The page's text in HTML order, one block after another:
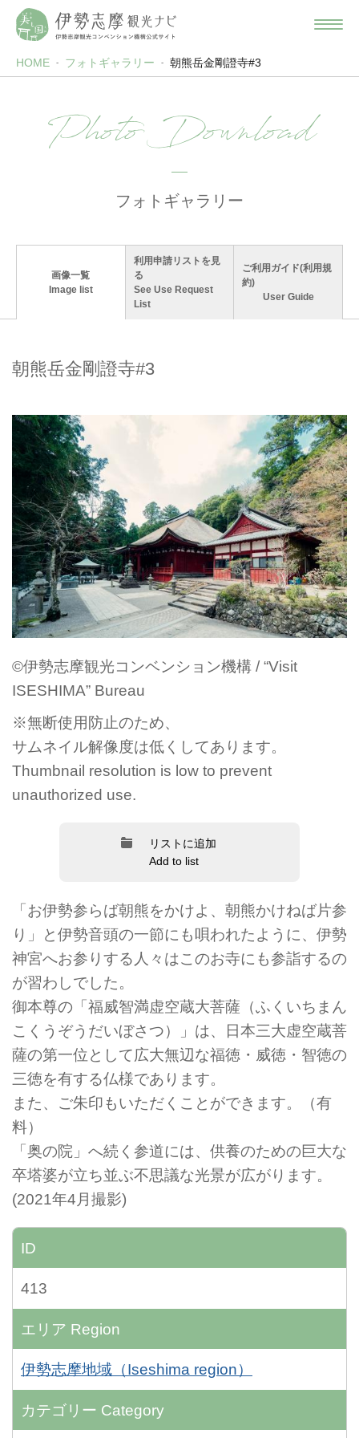
HOME フォトギャラリー 朝熊岳金剛證寺#3
Photo Download
フォトギャラリー
画像一覧
Image list
利用申請リストを見
る
See Use Request
List
ご利用ガイド(利用規
約)
User Guide
朝熊岳金剛證寺#3
©伊勢志摩観光コンベンション機構 / “Visit
ISESHIMA” Bureau
※無断使用防止のため、
サムネイル解像度は低くしてあります。
Thumbnail resolution is low to prevent
unauthorized use.
リストに追加
Add to list
「お伊勢参らば朝熊をかけよ、朝熊かけねば片参
り」と伊勢音頭の一節にも唄われたように、伊勢
神宮へお参りする人々はこのお寺にも参詣するの
が習わしでした。
御本尊の「福威智満虚空蔵大菩薩（ふくいちまん
こくうぞうだいぼさつ）」は、日本三大虚空蔵菩
薩の第一位として広大無辺な福徳・威徳・智徳の
三徳を有する仏様であります。
また、ご朱印もいただくことができます。（有
料）
「奥の院」へ続く参道には、供養のための巨大な
卒塔婆が立ち並ぶ不思議な光景が広がります。
(2021年4月撮影)
ID
413
エリア Region
伊勢志摩地域（Iseshima region）
カテゴリー Category